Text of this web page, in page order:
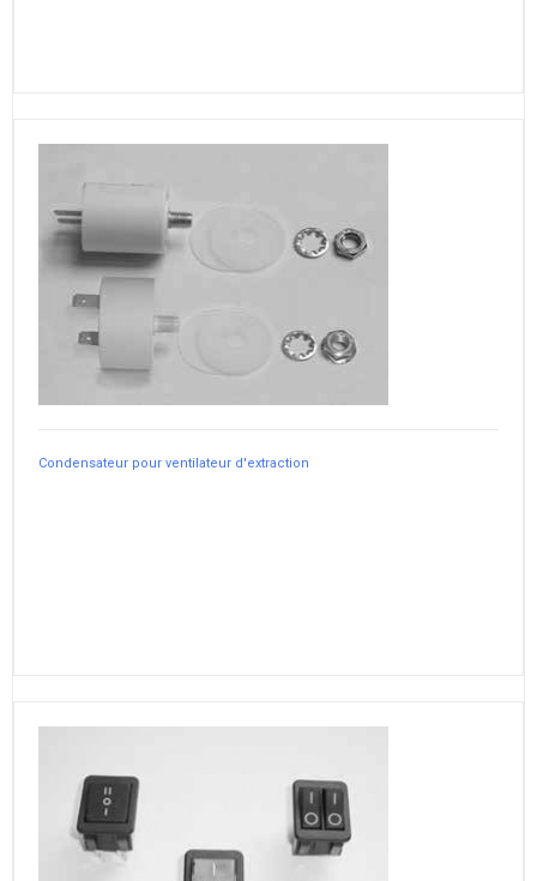
Condensateur pour ventilateur d'extraction